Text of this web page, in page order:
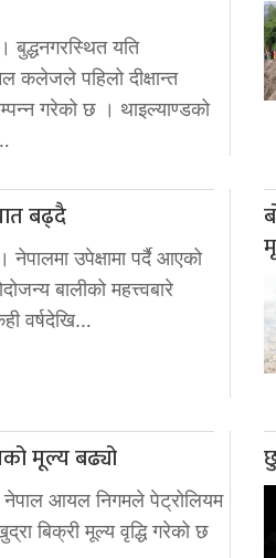
बुद्धनगरस्थित यति
कलेजले पहिलो दीक्षान्त
गरेको छ । थाइल्याण्डको
बढ्दै
नेपालमा उपेक्षामा पर्दै आएको
बालीको महत्त्वबारे
वर्षदेखि…
मूल्य बढ्यो
आयल निगमले पेट्रोलियम
बिक्री मूल्य वृद्धि गरेको छ